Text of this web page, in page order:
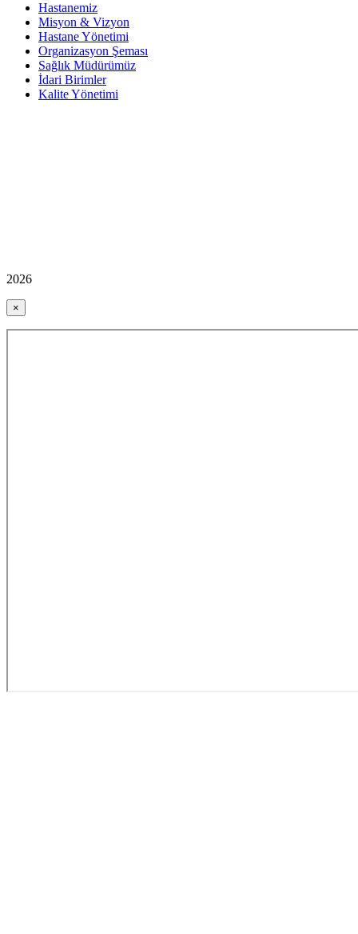
Hastanemiz
Misyon & Vizyon
Hastane Yönetimi
Organizasyon Şeması
Sağlık Müdürümüz
İdari Birimler
Kalite Yönetimi
2026
×